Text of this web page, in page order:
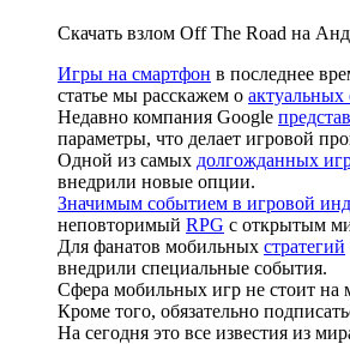
Скачать взлом Off The Road на
Игры на смартфон в последнее
статье мы расскажем о
Недавно компания Google
параметры, что делает игровой
Одной из самых долгожданных
внедрили новые опции.
Значимым событием в игровой
неповторимый RPG с открытым
Для фанатов мобильных стратегий
внедрили специальные события.
Сфера мобильных игр не стоит на
Кроме того, обязательно
На сегодня это все известия из